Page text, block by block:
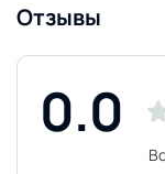
Отзывы
0.0